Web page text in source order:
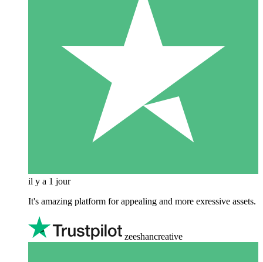
il y a 1 jour
It's amazing platform for appealing and more exressive assets.
zeeshancreative